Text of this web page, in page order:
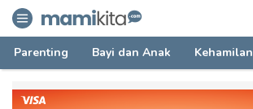
mamikita.com
Informasi Parenting untuk Mami Milenial
Parenting Bayi dan Anak Kehamilan